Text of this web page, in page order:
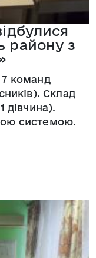
району з
7 команд
Склад
дівчина).
системою.